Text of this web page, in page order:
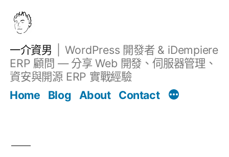
一介資男
WordPress 開發者 & iDempiere
ERP 顧問 — 分享 Web 開發、伺服器管理、
資安與開源 ERP 實戰經驗
Home
Blog About Contact
文章